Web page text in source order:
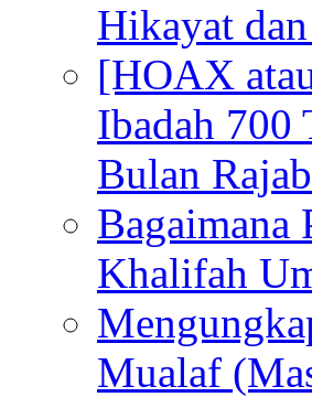
Hikayat
[HOAX
Ibadah 700
Bulan Rajab
Bagaimana
Khalifah
Mualaf